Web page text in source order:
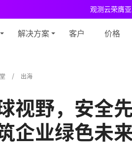
观测云荣膺
观测云免费版现已推出！
解决方案 客户 价格
出海
视野，安全
企业绿色未